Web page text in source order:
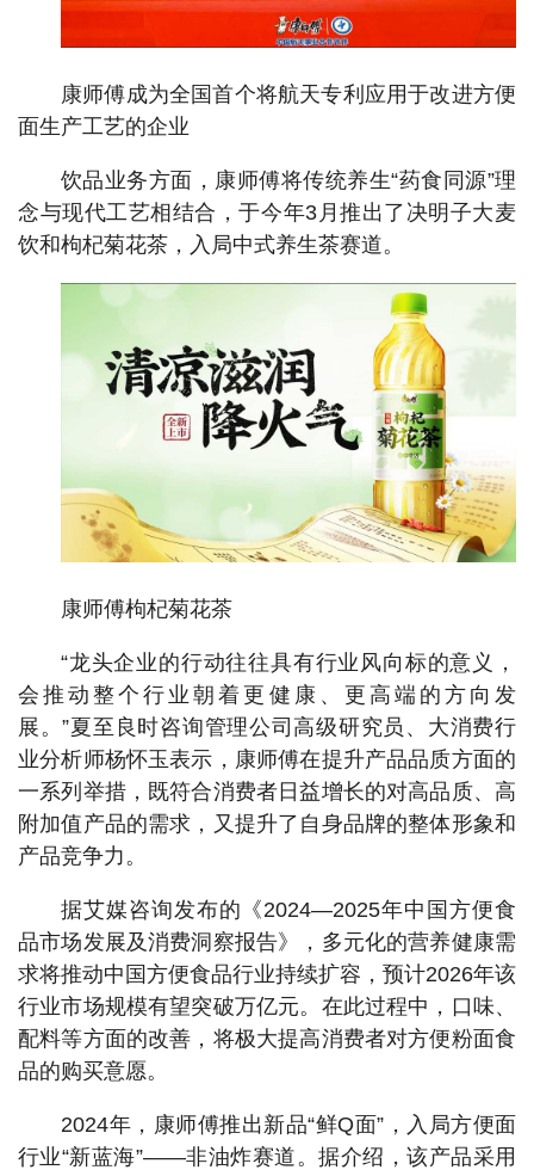
康师傅成为全国首个将航天专利应用于改进方便
面生产工艺的企业
饮品业务方面，康师傅将传统养生“药食同源”理
念与现代工艺相结合，于今年3月推出了决明子大麦
饮和枸杞菊花茶，入局中式养生茶赛道。
康师傅枸杞菊花茶
“龙头企业的行动往往具有行业风向标的意义，
会推动整个行业朝着更健康、更高端的方向发
展。”夏至良时咨询管理公司高级研究员、大消费行
业分析师杨怀玉表示，康师傅在提升产品品质方面的
一系列举措，既符合消费者日益增长的对高品质、高
附加值产品的需求，又提升了自身品牌的整体形象和
产品竞争力。
据艾媒咨询发布的《2024—2025年中国方便食
品市场发展及消费洞察报告》，多元化的营养健康需
求将推动中国方便食品行业持续扩容，预计2026年该
行业市场规模有望突破万亿元。在此过程中，口味、
配料等方面的改善，将极大提高消费者对方便粉面食
品的购买意愿。
2024年，康师傅推出新品“鲜Q面”，入局方便面
行业“新蓝海”——非油炸赛道。据介绍，该产品采用